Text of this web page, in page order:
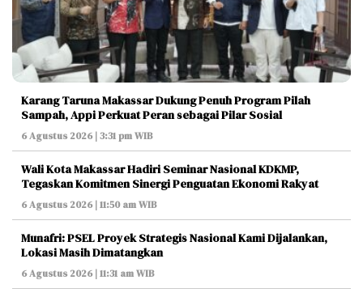
Karang Taruna Makassar Dukung Penuh Program Pilah
Sampah, Appi Perkuat Peran sebagai Pilar Sosial
6 Agustus 2026 | 3:31 pm WIB
Wali Kota Makassar Hadiri Seminar Nasional KDKMP,
Tegaskan Komitmen Sinergi Penguatan Ekonomi Rakyat
6 Agustus 2026 | 11:50 am WIB
Munafri: PSEL Proyek Strategis Nasional Kami Dijalankan,
Lokasi Masih Dimatangkan
6 Agustus 2026 | 11:31 am WIB